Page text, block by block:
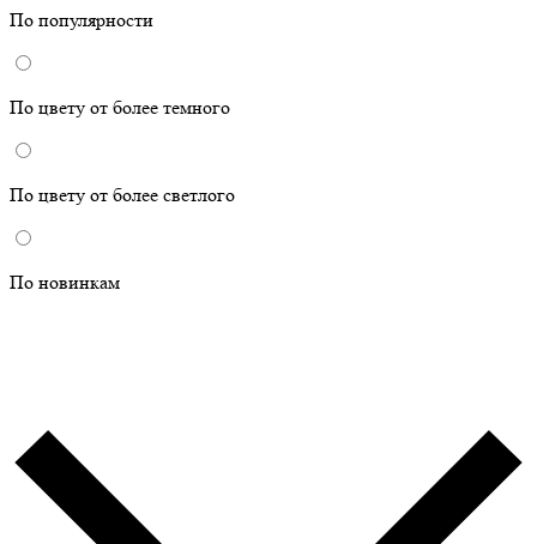
По популярности
По цвету от более темного
По цвету от более светлого
По новинкам